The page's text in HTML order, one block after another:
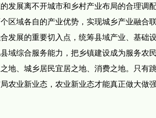
发展离不开城市和乡村产业布局的合理调
区域各自的产业优势，实现城乡产业融合
发展的重要切入点，统筹县域产业、基础
域综合服务能力，把乡镇建设成为服务农
地、城乡居民宜居之地、消费之地。只有
农业新业态，农业新业态才能真正做大做强